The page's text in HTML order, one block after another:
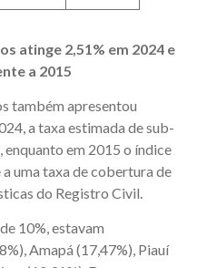
atinge 2,51 % em 2024 e
a 2015
também apresentou
a taxa estimada de sub-
em 2015 o índice
uma taxa de cobertura de
do Registro Civil.
10%, estavam
Amapá (17,47%), Piauí